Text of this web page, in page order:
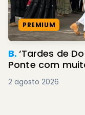
PREMIUM
B.‘Tardes de
Ponte com
2 agosto 2026